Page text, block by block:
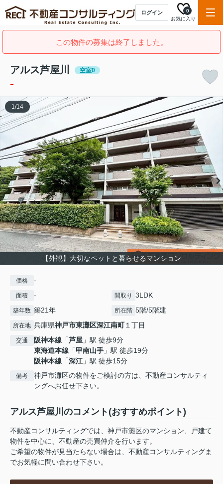
ログイン
お気に入り
0
この物件の募集は終了しました。
アルス芦屋川 空室0
-
【外観】大切なペットと暮らせるマンション
1/14
価格 -
面積 - 間取り 3LDK
築年数 築21年 所在階 5階/5階建
所在地 兵庫県神戸市東灘区深江南町１丁目
交通 阪神本線 「芦屋 」駅 徒歩9分
東海道本線 「甲南山手 」駅 徒歩19分
阪神本線 「深江」駅 徒歩15分
備考
神戸市灘区の物件をご検討の方は、不動産コンサルティ
ングへお任せ下さい。
アルス芦屋川のコメント(おすすめポイント)
不動産コンサルティングでは、神戸市灘区のマンション、戸建て
物件を中心に、不動産の売買仲介を行います。
ご希望の物件が見当たらない場合は、不動産コンサルティングま
でお気軽に問い合わせ下さい。